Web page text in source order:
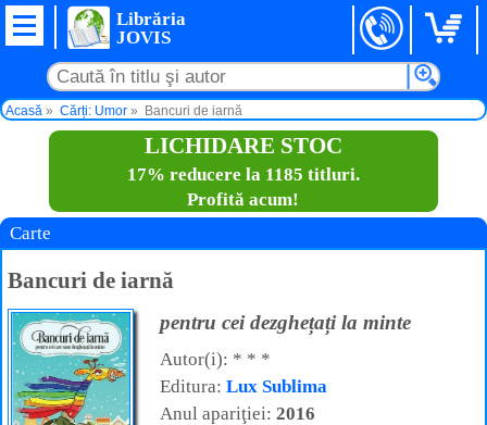
Librăria
JOVIS
Acasă Cărți: Umor Bancuri de iarnă
LICHIDARE STOC
17% reducere la 1185 titluri.
Profită acum!
Carte
Bancuri de iarnă
pentru cei dezghețați la minte
Autor(i): * * *
Editura: Lux Sublima
Anul apariţiei: 2016